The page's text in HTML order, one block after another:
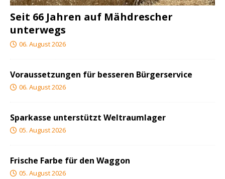
Seit 66 Jahren auf Mähdrescher
unterwegs
06. August 2026
Voraussetzungen für besseren Bürgerservice
06. August 2026
Sparkasse unterstützt Weltraumlager
05. August 2026
Frische Farbe für den Waggon
05. August 2026